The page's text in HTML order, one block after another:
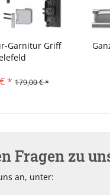
Garnitur Griff
* 179,00 € *
Fragen zu
an, unter: